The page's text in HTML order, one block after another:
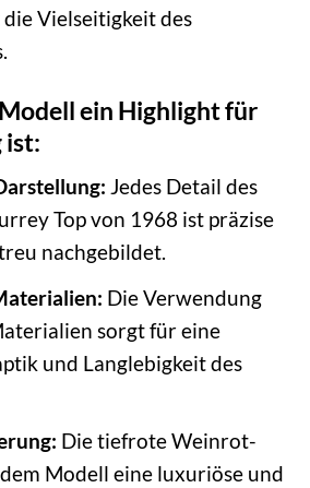
Vielseitigkeit des
ein Highlight für
ist:
Jedes Detail des
Top von 1968 ist präzise
nachgebildet.
Die Verwendung
sorgt für eine
und Langlebigkeit des
Die tiefrote Weinrot-
Modell eine luxuriöse und